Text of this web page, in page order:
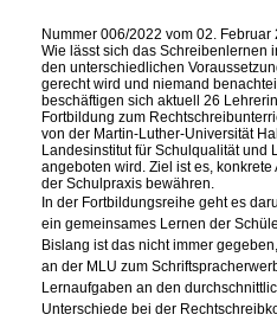
Nummer 006/2022 vom 02. Februar
Wie lässt sich das Schreibenlernen
den unterschiedlichen
gerecht wird und niemand
beschäftigen sich aktuell 26
Fortbildung zum
von der Martin-Luther-Universität
Landesinstitut für Schulqualität und
angeboten wird. Ziel ist es,
der Schulpraxis bewähren.
In der Fortbildungsreihe geht es
ein gemeinsames Lernen der
Bislang ist das nicht immer
an der MLU zum
Lernaufgaben an den
Unterschiede bei der